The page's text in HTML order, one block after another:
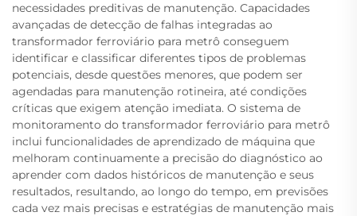
necessidades preditivas de manutenção. Capacidades
avançadas de detecção de falhas integradas ao
transformador ferroviário para metrô conseguem
identificar e classificar diferentes tipos de problemas
potenciais, desde questões menores, que podem ser
agendadas para manutenção rotineira, até condições
críticas que exigem atenção imediata. O sistema de
monitoramento do transformador ferroviário para metrô
inclui funcionalidades de aprendizado de máquina que
melhoram continuamente a precisão do diagnóstico ao
aprender com dados históricos de manutenção e seus
resultados, resultando, ao longo do tempo, em previsões
cada vez mais precisas e estratégias de manutenção mais